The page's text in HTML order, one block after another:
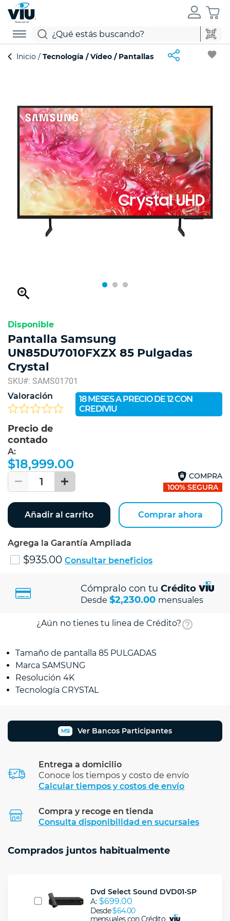
Inicio Tecnología Vídeo Pantallas favorite
zoom_in
Disponible
Pantalla Samsung
UN85DU7010FXZX 85 Pulgadas
Crystal
SKU#: SAMS01701
Valoración
Precio de
contado
A:
$18,999.00
1
18 MESES A PRECIO DE 12 CON
CREDIVIU
COMPRA
100% SEGURA
Añadir al carrito Comprar ahora
Agrega la Garantía Ampliada
$935.00 Consultar beneficios
Cómpralo con tu Crédito
Desde $2,230.00 mensuales
¿Aún no tienes tu linea de Crédito?
Tamaño de pantalla 85 PULGADAS
Marca SAMSUNG
Resolución 4K
Tecnología CRYSTAL
MSI Ver Bancos Participantes
Entrega a domicilio
Conoce los tiempos y costo de envío
Calcular tiempos y costos de envío
Compra y recoge en tienda
Consulta disponibilidad en sucursales
Comprados juntos habitualmente
Dvd Select Sound DVD01-SP
A: $699.00
Desde$64.00